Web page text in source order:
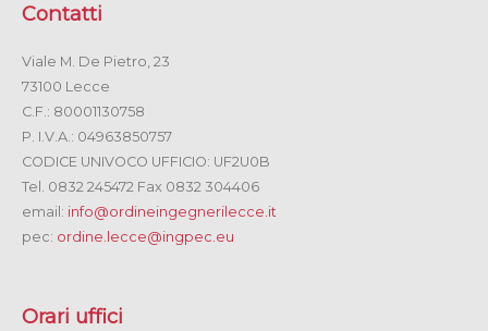
Contatti
Viale M. De Pietro, 23
73100 Lecce
C.F.: 80001130758
P. I.V.A.: 04963850757
CODICE UNIVOCO UFFICIO: UF2U0B
Tel. 0832 245472 Fax 0832 304406
email: info@ordineingegnerilecce.it
pec: ordine.lecce@ingpec.eu
Orari uffici